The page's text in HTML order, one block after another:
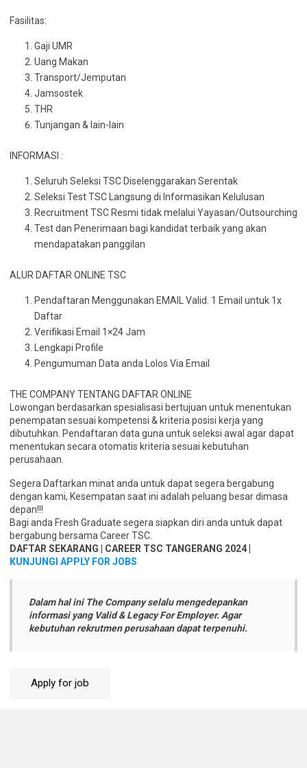
Fasilitas:
Gaji UMR
Uang Makan
Transport/Jemputan
Jamsostek
THR
Tunjangan & lain-lain
INFORMASI :
Seluruh Seleksi TSC Diselenggarakan Serentak
Seleksi Test TSC Langsung di Informasikan Kelulusan
Recruitment TSC Resmi tidak melalui Yayasan/Outsourching
Test dan Penerimaan bagi kandidat terbaik yang akan
mendapatakan panggilan
ALUR DAFTAR ONLINE TSC
Pendaftaran Menggunakan EMAIL Valid. 1 Email untuk 1x
Daftar
Verifikasi Email 1×24 Jam
Lengkapi Profile
Pengumuman Data anda Lolos Via Email
THE COMPANY TENTANG DAFTAR ONLINE
Lowongan berdasarkan spesialisasi bertujuan untuk menentukan
penempatan sesuai kompetensi & kriteria posisi kerja yang
dibutuhkan. Pendaftaran data guna untuk seleksi awal agar dapat
menentukan secara otomatis kriteria sesuai kebutuhan
perusahaan.
Segera Daftarkan minat anda untuk dapat segera bergabung
dengan kami, Kesempatan saat ini adalah peluang besar dimasa
depan!!!
Bagi anda Fresh Graduate segera siapkan diri anda untuk dapat
bergabung bersama Career TSC.
DAFTAR SEKARANG | CAREER TSC TANGERANG 2024 |
KUNJUNGI APPLY FOR JOBS
Dalam hal ini The Company selalu mengedepankan
informasi yang Valid & Legacy For Employer. Agar
kebutuhan rekrutmen perusahaan dapat terpenuhi.